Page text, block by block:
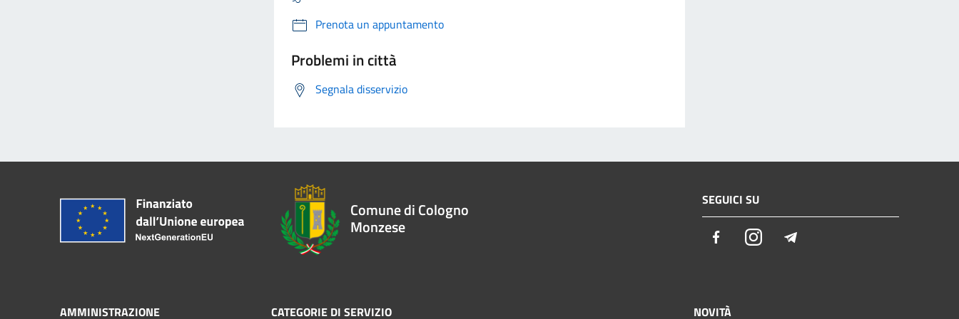
Prenota un appuntamento
Problemi in città
Segnala disservizio
Comune di Cologno
Monzese
SEGUICI SU
FacebookInstagram
AMMINISTRAZIONE CATEGORIE DI SERVIZIO NOVITÀ